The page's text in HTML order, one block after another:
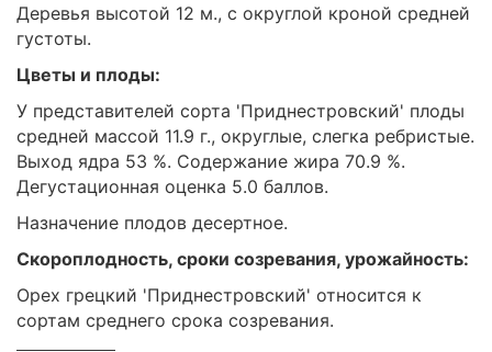
Деревья высотой 12 м., с округлой кроной средней
густоты.
Цветы и плоды:
У представителей сорта 'Приднестровский' плоды
средней массой 11.9 г., округлые, слегка ребристые.
Выход ядра 53 %. Содержание жира 70.9 %.
Дегустационная оценка 5.0 баллов.
Назначение плодов десертное.
Скороплодность, сроки созревания, урожайность:
Орех грецкий 'Приднестровский' относится к
сортам среднего срока созревания.